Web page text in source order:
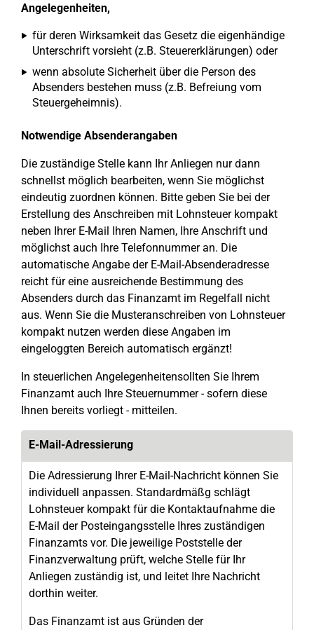
Angelegenheiten,
für deren Wirksamkeit das Gesetz die eigenhändige
Unterschrift vorsieht (z.B. Steuererklärungen) oder
wenn absolute Sicherheit über die Person des
Absenders bestehen muss (z.B. Befreiung vom
Steuergeheimnis).
Notwendige Absenderangaben
Die zuständige Stelle kann Ihr Anliegen nur dann
schnellst möglich bearbeiten, wenn Sie möglichst
eindeutig zuordnen können. Bitte geben Sie bei der
Erstellung des Anschreiben mit Lohnsteuer kompakt
neben Ihrer E-Mail Ihren Namen, Ihre Anschrift und
möglichst auch Ihre Telefonnummer an. Die
automatische Angabe der E-Mail-Absenderadresse
reicht für eine ausreichende Bestimmung des
Absenders durch das Finanzamt im Regelfall nicht
aus. Wenn Sie die Musteranschreiben von Lohnsteuer
kompakt nutzen werden diese Angaben im
eingeloggten Bereich automatisch ergänzt!
In steuerlichen Angelegenheitensollten Sie Ihrem
Finanzamt auch Ihre Steuernummer - sofern diese
Ihnen bereits vorliegt - mitteilen.
E-Mail-Adressierung
Die Adressierung Ihrer E-Mail-Nachricht können Sie
individuell anpassen. Standardmäßg schlägt
Lohnsteuer kompakt für die Kontaktaufnahme die
E-Mail der Posteingangsstelle Ihres zuständigen
Finanzamts vor. Die jeweilige Poststelle der
Finanzverwaltung prüft, welche Stelle für Ihr
Anliegen zuständig ist, und leitet Ihre Nachricht
dorthin weiter.
Das Finanzamt ist aus Gründen der